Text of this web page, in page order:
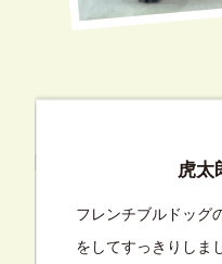
虎太
フレンチブルドッグ
をしてすっきりしま